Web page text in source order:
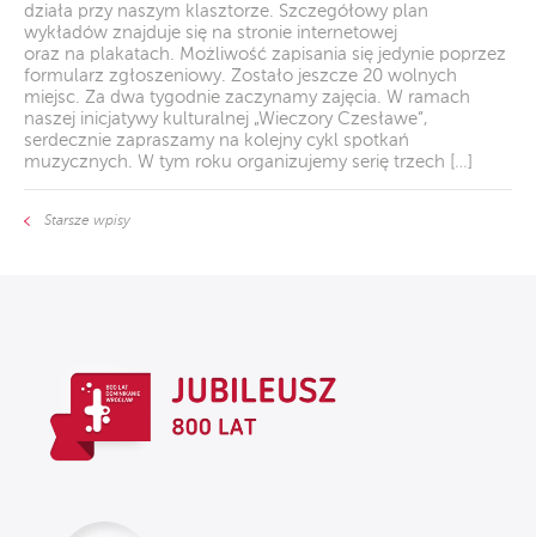
działa przy naszym klasztorze. Szczegółowy plan
wykładów znajduje się na stronie internetowej
oraz na plakatach. Możliwość zapisania się jedynie poprzez
formularz zgłoszeniowy. Zostało jeszcze 20 wolnych
miejsc. Za dwa tygodnie zaczynamy zajęcia. W ramach
naszej inicjatywy kulturalnej „Wieczory Czesławe”,
serdecznie zapraszamy na kolejny cykl spotkań
muzycznych. W tym roku organizujemy serię trzech […]
Starsze wpisy